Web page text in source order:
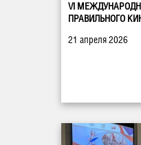
VI
ПРАВИЛЬНОГО
21 апреля 2026